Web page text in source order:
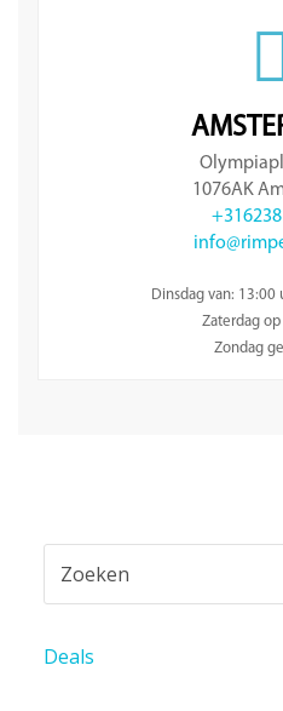
1076AK
Dinsdag van: 13:00
Zaterdag op
Zondag
Deals